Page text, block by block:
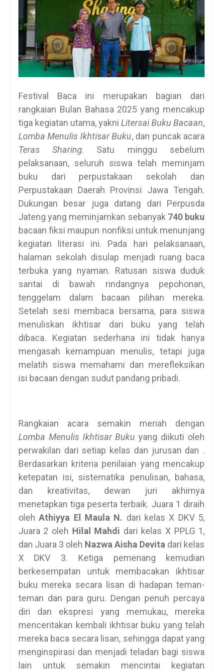
Festival Baca ini merupakan bagian dari
rangkaian Bulan Bahasa 2025 yang mencakup
tiga kegiatan utama, yakniLitersai Buku Bacaan,
Lomba Menulis Ikhtisar Buku, dan puncak acara
Teras Sharing. Satu minggu sebelum
pelaksanaan, seluruh siswa telah meminjam
buku dari perpustakaan sekolah dan
Perpustakaan Daerah Provinsi Jawa Tengah.
Dukungan besar juga datang dari Perpusda
Jateng yang meminjamkan sebanyak 740 buku
bacaan fiksi maupun nonfiksi untuk menunjang
kegiatan literasi ini. Pada hari pelaksanaan,
halaman sekolah disulap menjadi ruang baca
terbuka yang nyaman. Ratusan siswa duduk
santai di bawah rindangnya pepohonan,
tenggelam dalam bacaan pilihan mereka.
Setelah sesi membaca bersama, para siswa
menuliskan ikhtisar dari buku yang telah
dibaca. Kegiatan sederhana ini tidak hanya
mengasah kemampuan menulis, tetapi juga
melatih siswa memahami dan merefleksikan
isi bacaan dengan sudut pandang pribadi.
Rangkaian acara semakin meriah dengan
Lomba Menulis Ikhtisar Buku yang diikuti oleh
perwakilan dari setiap kelas dan jurusan dan .
Berdasarkan kriteria penilaian yang mencakup
ketepatan isi, sistematika penulisan, bahasa,
dan kreativitas, dewan juri akhirnya
menetapkan tiga peserta terbaik. Juara 1 diraih
olehAthiyya El Maula N. dari kelas X DKV 5,
Juara 2 oleh Hilal Mahdi dari kelas X PPLG 1,
dan Juara 3 oleh Nazwa Aisha Devita dari kelas
X DKV 3. Ketiga pemenang kemudian
berkesempatan untuk membacakan ikhtisar
buku mereka secara lisan di hadapan teman-
teman dan para guru. Dengan penuh percaya
diri dan ekspresi yang memukau, mereka
menceritakan kembali ikhtisar buku yang telah
mereka baca secara lisan, sehingga dapat yang
menginspirasi dan menjadi teladan bagi siswa
lain untuk semakin mencintai kegiatan